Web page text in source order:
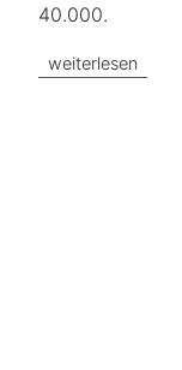
40.000.
weiterlesen